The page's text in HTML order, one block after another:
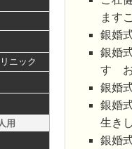
ニック
用
ます
銀婚
銀婚
す お
銀婚
銀婚
生き
銀婚